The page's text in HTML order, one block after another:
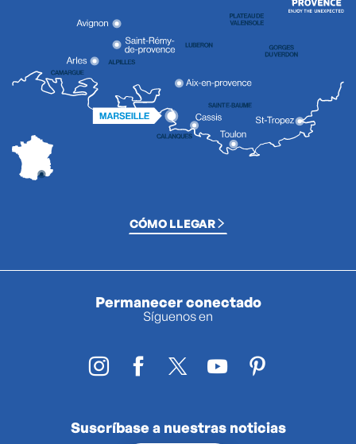
CÓMO LLEGAR
Permanecer conectado
Síguenos en
Suscríbase a nuestras noticias